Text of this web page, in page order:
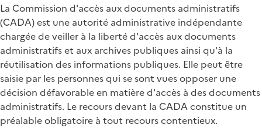
La Commission d'accès aux documents administratifs
(CADA) est une autorité administrative indépendante
chargée de veiller à la liberté d'accès aux documents
administratifs et aux archives publiques ainsi qu'à la
réutilisation des informations publiques. Elle peut être
saisie par les personnes qui se sont vues opposer une
décision défavorable en matière d'accès à des documents
administratifs. Le recours devant la CADA constitue un
préalable obligatoire à tout recours contentieux.